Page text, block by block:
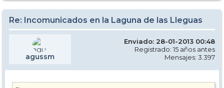
Re: Incomunicados en la Laguna de las Lleguas
agussm
Enviado: 28-01-2013 00:48
Registrado: 15 años antes
Mensajes: 3.397